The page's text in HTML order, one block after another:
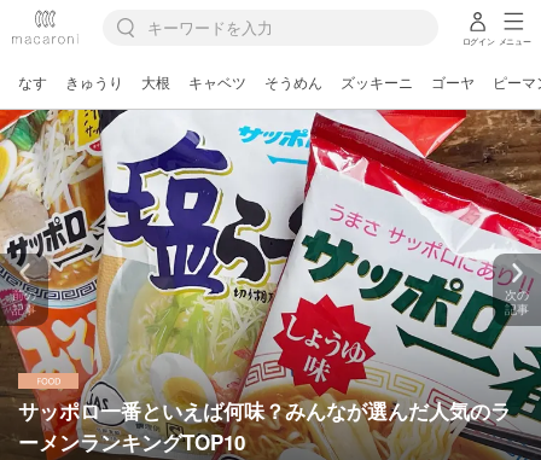
ログイン メニュー
なす きゅうり 大根 キャベツ そうめん ズッキーニ ゴーヤ ピーマ
サッポロ一番といえば何味？みんなが選んだ人気のラ
ーメンランキングTOP10
前の
記事
次の
記事